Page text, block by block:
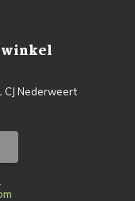
winkel
CJ Nederweert